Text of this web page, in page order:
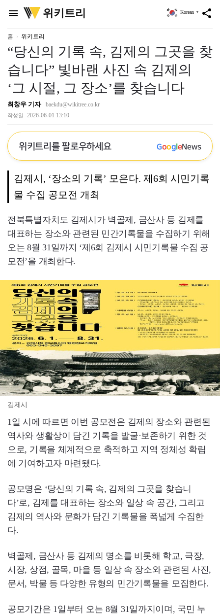
menu
위
키
리
위키트리 share
Korean ▼
홈 위키트리
“당신의 기록 속, 김제의 그곳을 찾
습니다” 빛바랜 사진 속 김제의
‘그 시절, 그 장소’를 찾습니다
최창우 기자 baekdu@wikitree.co.kr
작성일 2026-06-01 13:10
위키트리를 팔로우하세요 GoogleNews
김제시, ‘장소의 기록’ 모은다. 제6회 시민기록
물 수집 공모전 개최
전북특별자치도 김제시가 벽골제, 금산사 등 김제를
대표하는 장소와 관련된 민간기록물을 수집하기 위해
오는 8월 31일까지 ‘제6회 김제시 시민기록물 수집 공
모전’을 개최한다.
김제시
1일 시에 따르면 이번 공모전은 김제의 장소와 관련된
역사와 생활상이 담긴 기록을 발굴·보존하기 위한 것
으로, 기록을 체계적으로 축적하고 지역 정체성 확립
에 기여하고자 마련됐다.
공모명은 ‘당신의 기록 속, 김제의 그곳을 찾습니
다’로, 김제를 대표하는 장소와 일상 속 공간, 그리고
김제의 역사와 문화가 담긴 기록물을 폭넓게 수집한
다.
벽골제, 금산사 등 김제의 명소를 비롯해 학교, 극장,
시장, 상점, 골목, 마을 등 일상 속 장소와 관련된 사진,
문서, 박물 등 다양한 유형의 민간기록물을 모집한다.
공모기간은 1일부터 오는 8월 31일까지이며, 국민 누